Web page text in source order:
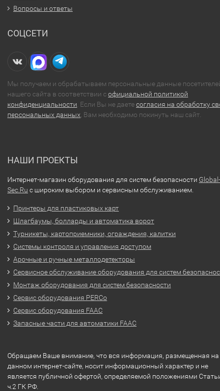
Вопросы и ответы
СОЦСЕТИ
Мы получаем и обрабатываем персональные данные
нашего сайта в соответствии софициальной политикой
конфиденциальности . Если Вы не даетесогласия на обработку
персональных данных , Вам необходимо покинуть наш сайт.
НАШИ ПРОЕКТЫ
Интернет-магазин оборудования для систем безопасности Global-
Sec.Ru с широким выбором и сервисным обслуживанием.
Принтеры для пластиковых карт
Шлагбаумы, болларды и автоматика ворот
Турникеты, картоприемники, ограждения, калитки
Системы контроля и управления доступом
Арочные и ручные металлодетекторы
Сервисное обслуживание оборудования для систем
Монтаж оборудования для систем безопасности
Сервис оборудования PERCo
Сервис оборудования FAAC
Запасные части для автоматики FAAC
Обращаем Ваше внимание, что вся информация, размещенная на
данном интернет-сайте, носит информационный характер и не
является публичной офертой, определяемой положениями
ч.2 ГК РФ.